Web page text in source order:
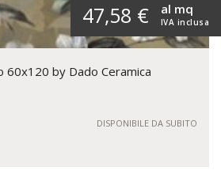
47,58 € IVA inclusa
al mq
60x120 by Dado Ceramica
DISPONIBILE DA SUBITO